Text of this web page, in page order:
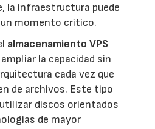
la infraestructura puede
momento crítico.
almacenamiento VPS
la capacidad sin
cada vez que
de archivos. Este tipo
discos orientados
de mayor